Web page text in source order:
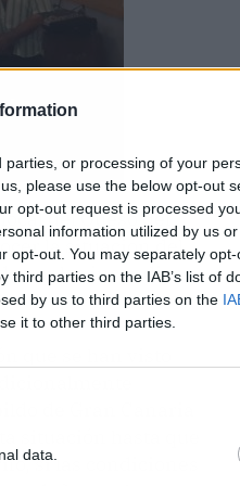
or processing of your
please use the below opt-out
opt-out request is processed
information utilized by us
opt-out. You may separately
parties on the IAB’s list of
by us to third parties on the
it to other third parties.
data.
del Queso del
la situación del
por los incendios
que se han visto
de Gran Canaria
situación hasta que
si las condiciones